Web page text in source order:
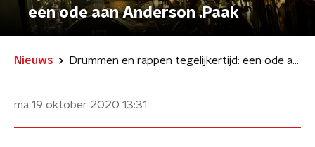
een ode aan Anderson .Paak
Nieuws Drummen en rappen tegelijkertijd: een ode aan Anderson .Paak
ma 19 oktober 2020 13:31